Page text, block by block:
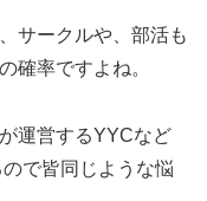
サークルや、部活も
確率ですよね。
運営するYYCなど
で皆同じような悩